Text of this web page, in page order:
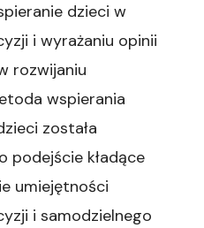
dzieci w
i wyrażaniu opinii
rozwijaniu
wspierania
została
podejście kładące
umiejętności
i samodzielnego